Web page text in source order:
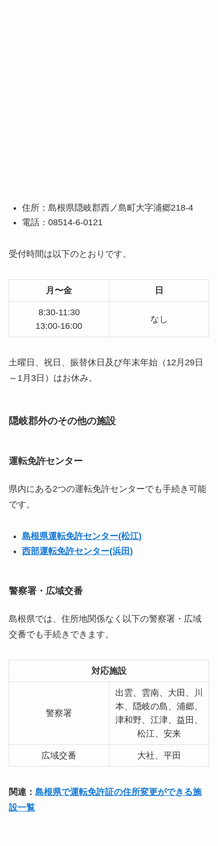
住所：島根県隠岐郡西ノ島町大字浦郷218-4
電話：08514-6-0121
受付時間は以下のとおりです。
月〜金 日
8:30-11:30
13:00-16:00
なし
土曜日、祝日、振替休日及び年末年始（12月29日
～1月3日）はお休み。
隠岐郡外のその他の施設
運転免許センター
県内にある2つの運転免許センターでも手続き可能
です。
島根県運転免許センター(松江)
西部運転免許センター(浜田)
警察署・広域交番
島根県では、住所地関係なく以下の警察署・広域
交番でも手続きできます。
対応施設
警察署
出雲、雲南、大田、川
本、隠岐の島、浦郷、
津和野、江津、益田、
松江、安来
広域交番 大社、平田
関連： 島根県で運転免許証の住所変更ができる施
設一覧